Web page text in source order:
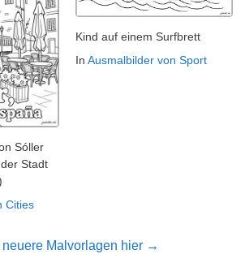
Sóller
Stadt
Cities
Kind auf einem Surfbrett
In Ausmalbilder von Sport
neuere Malvorlagen hier →